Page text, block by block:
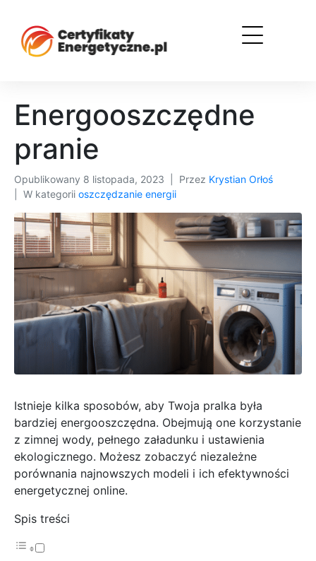
Energooszczędne
pranie
Opublikowany 8 listopada, 2023 Przez Krystian Orłoś
W kategorii oszczędzanie energii
Istnieje kilka sposobów, aby Twoja pralka była
bardziej energooszczędna. Obejmują one korzystanie
z zimnej wody, pełnego załadunku i ustawienia
ekologicznego. Możesz zobaczyć niezależne
porównania najnowszych modeli i ich efektywności
energetycznej online.
Spis treści